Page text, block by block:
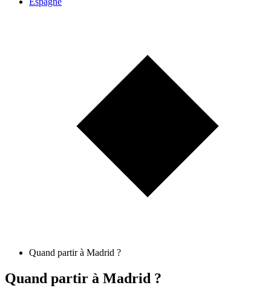
Quand partir à Madrid ?
Quand partir à Madrid ?